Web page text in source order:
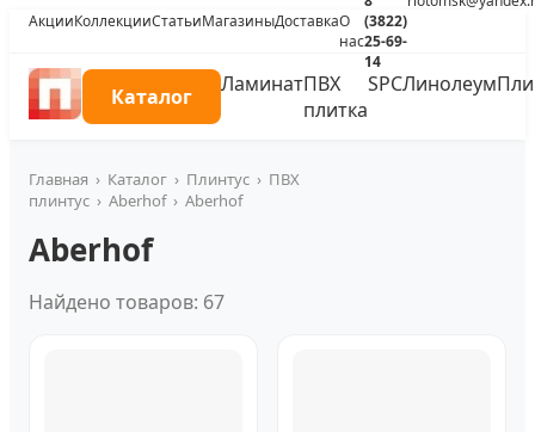
АкцииКоллекцииСтатьиМагазиныДоставкаО
нас
(3822)
25-69-
14
Каталог ЛаминатПВХ
плитка
SPCЛинолеум
Главная › Каталог › Плинтус › ПВХ
плинтус › Aberhof › Aberhof
Aberhof
Найдено товаров: 67